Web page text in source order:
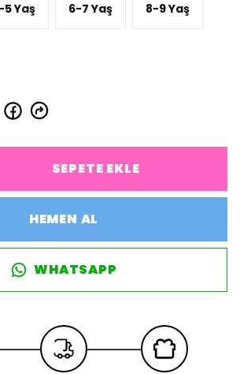
5 Yaş 6-7 Yaş 8-9 Yaş
SEPETE EKLE
HEMEN AL
WHATSAPP